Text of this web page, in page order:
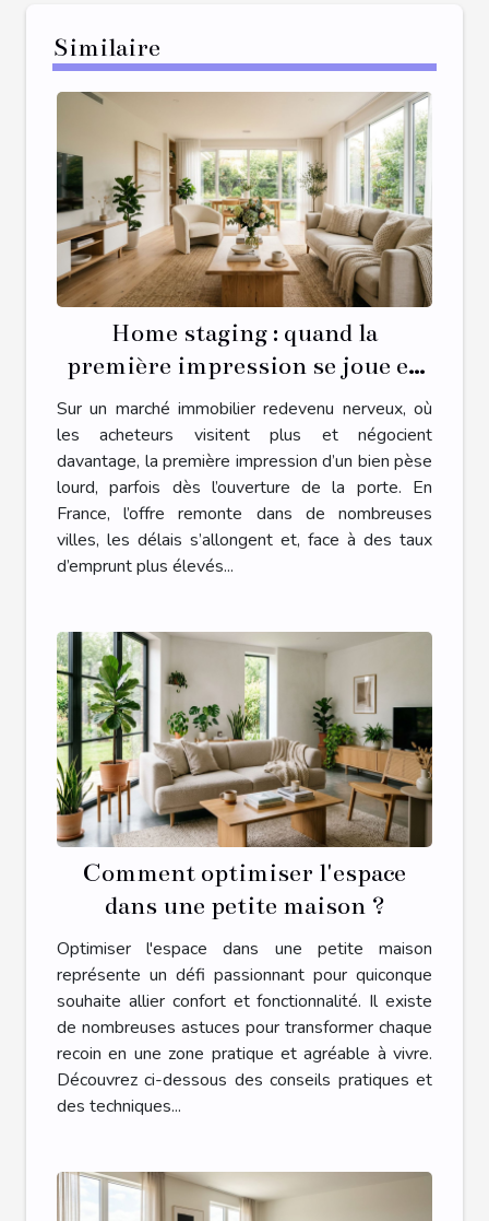
Similaire
Home staging : quand la
première impression se joue en
quelques secondes
Sur un marché immobilier redevenu nerveux, où
les acheteurs visitent plus et négocient
davantage, la première impression d’un bien pèse
lourd, parfois dès l’ouverture de la porte. En
France, l’offre remonte dans de nombreuses
villes, les délais s’allongent et, face à des taux
d’emprunt plus élevés...
Comment optimiser l'espace
dans une petite maison ?
Optimiser l'espace dans une petite maison
représente un défi passionnant pour quiconque
souhaite allier confort et fonctionnalité. Il existe
de nombreuses astuces pour transformer chaque
recoin en une zone pratique et agréable à vivre.
Découvrez ci-dessous des conseils pratiques et
des techniques...